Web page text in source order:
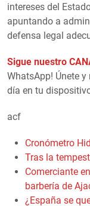
intereses del
apuntando a
defensa legal
Sigue nuestro
WhatsApp! Únete
día en tu
acf
Cronómetro
Tras la
Comerciante
barbería de
¿España se